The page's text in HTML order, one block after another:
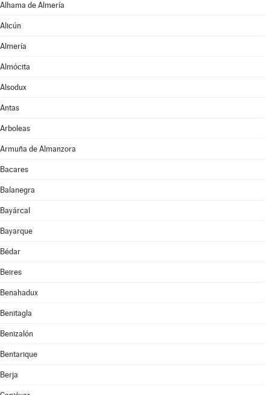
Alhama de Almería
Alicún
Almería
Almócita
Alsodux
Antas
Arboleas
Armuña de Almanzora
Bacares
Balanegra
Bayárcal
Bayarque
Bédar
Beires
Benahadux
Benitagla
Benizalón
Bentarique
Berja